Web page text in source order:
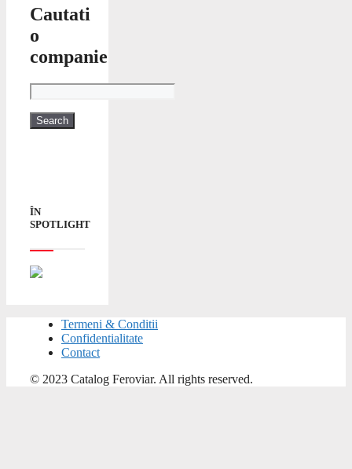
Cautati
o
companie
ÎN
SPOTLIGHT
Termeni & Conditii
Confidentialitate
Contact
© 2023 Catalog Feroviar. All rights reserved.